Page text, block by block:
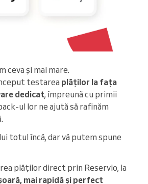
ceva și mai mare.
testarea plăților la fața
dedicat, împreună cu primii
ul lor ne ajută să rafinăm
totul încă, dar vă putem spune
plăților direct prin Reservio, la
mai rapidă și perfect